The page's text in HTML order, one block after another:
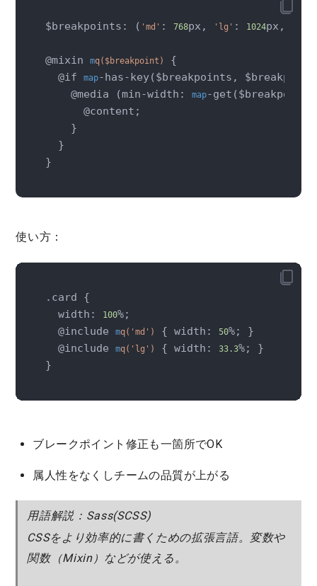
$breakpoints: ( 'md' : 768px, 'lg' : 1024px,
@mixin mq($breakpoint)
{
  @if
map-has-key($breakpoints,
    @media (min-width:
map-
      @content;
    }
  }
使い方：
.card {
  width:
100%;
  @include
mq('md') { width: 50%; }
  @include
mq('lg') { width: 33.3%; }
ブレークポイント修正も一箇所でOK
属人性をなくしチームの品質が上がる
用語解説：Sass(SCSS)
CSSをより効率的に書くための拡張言語。変数や
関数（Mixin）などが使える。